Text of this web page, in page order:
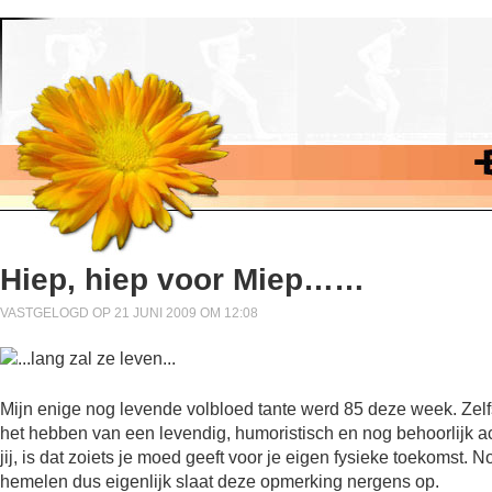
Hiep, hiep voor Miep……
VASTGELOGD OP 21 JUNI 2009 OM 12:08
Mijn enige nog levende volbloed tante werd 85 deze week.
het hebben van een levendig, humoristisch en nog behoorlijk
jij, is dat zoiets je moed geeft voor je eigen fysieke toekomst.
hemelen dus eigenlijk slaat deze opmerking nergens op.